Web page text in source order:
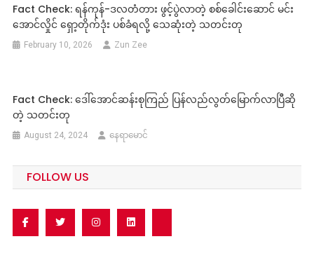
Fact Check: ရန်ကုန်-ဒလတံတား ဖွင့်ပွဲလာတဲ့ စစ်ခေါင်းဆောင် မင်း
အောင်လှိုင် ရှော့တိုက်ဒုံး ပစ်ခံရလို့ သေဆုံးတဲ့ သတင်းတု
February 10, 2026 Zun Zee
Fact Check: ဒေါ်အောင်ဆန်းစုကြည် ပြန်လည်လွတ်မြောက်လာပြီဆို
တဲ့ သတင်းတု
August 24, 2024 နေရာမောင်
FOLLOW US